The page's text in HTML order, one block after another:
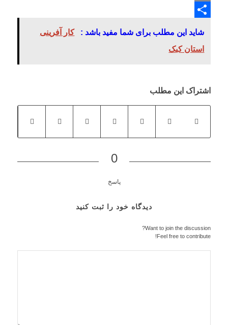
Email
شاید این مطلب برای شما مفید باشد :
کار آفرینی
استان کبک
اشتراک این مطلب
0
پاسخ
دیدگاه خود را ثبت کنید
Want to join the discussion?
Feel free to contribute!